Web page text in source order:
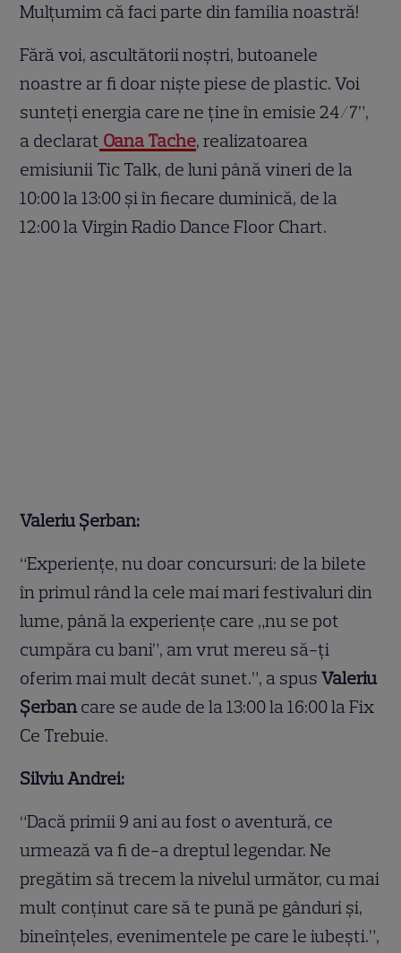
Mulțumim că faci parte din familia noastră!
Fără voi, ascultătorii noștri, butoanele
noastre ar fi doar niște piese de plastic. Voi
sunteți energia care ne ține în emisie 24/7”,
a declarat Oana Tache, realizatoarea
emisiunii Tic Talk, de luni până vineri de la
10:00 la 13:00 și în fiecare duminică, de la
12:00 la Virgin Radio Dance Floor Chart.
Valeriu Șerban:
“Experiențe, nu doar concursuri: de la bilete
în primul rând la cele mai mari festivaluri din
lume, până la experiențe care „nu se pot
cumpăra cu bani”, am vrut mereu să-ți
oferim mai mult decât sunet.”, a spusValeriu
Șerban care se aude de la 13:00 la 16:00 la Fix
Ce Trebuie.
Silviu Andrei:
“Dacă primii 9 ani au fost o aventură, ce
urmează va fi de-a dreptul legendar. Ne
pregătim să trecem la nivelul următor, cu mai
mult conținut care să te pună pe gânduri și,
bineînțeles, evenimentele pe care le iubești.”,